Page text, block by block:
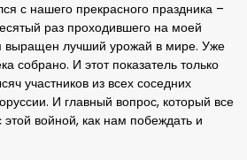
с нашего прекрасного праздника –
раз проходившего на моей
лучший урожай в мире. Уже
собрано. И этот показатель только
участников из всех соседних
И главный вопрос, который все
войной, как нам побеждать и